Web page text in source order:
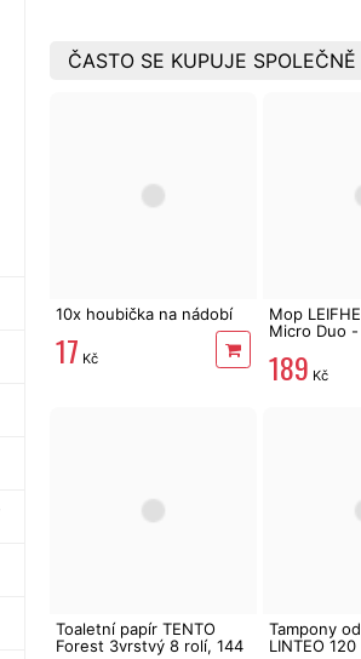
ČASTO SE KUPUJE SPOLEČNĚ
10x houbička na nádobí
17 Kč
Mop
Micro Duo
189 Kč
Toaletní papír TENTO
Forest 3vrstvý 8 rolí, 144
Tampony
LINTEO 120